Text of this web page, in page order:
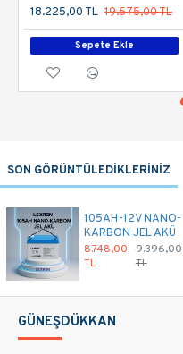
18.225,00 TL 19.575,00 TL
Sepete Ekle
SON GÖRÜNTÜLEDİKLERİNİZ
105AH-12V NANO-
KARBON JEL AKÜ
8.748,00
TL
9.396,00
TL
GÜNEŞDÜKKAN